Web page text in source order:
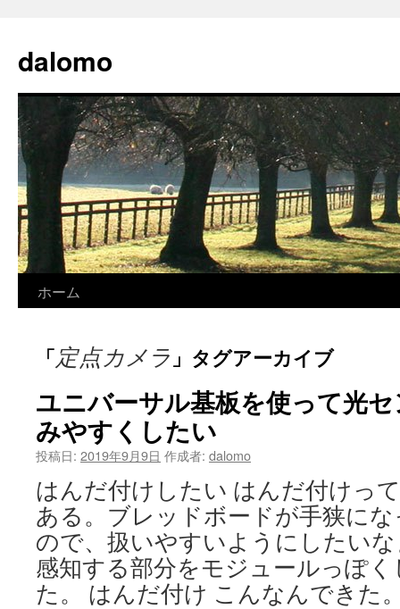
テ
ン
ス
キ
ッ
プ
dalomo
ホーム
「定点カメラ 」タグアーカイブ
ユニバーサル基板を使って光
みやすくしたい
投稿日: 2019年9月9日 作成者: dalomo
はんだ付けしたい はんだ付けっ
ある。ブレッドボードが手狭に
ので、扱いやすいようにしたい
感知する部分をモジュールっぽ
た。 はんだ付け こんなんでき